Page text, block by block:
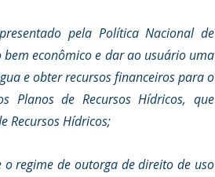
pela Política Nacional de
bem econômico e dar ao usuário uma
e obter recursos financeiros para o
Planos de Recursos Hídricos, que
Recursos Hídricos;
regime de outorga de direito de uso